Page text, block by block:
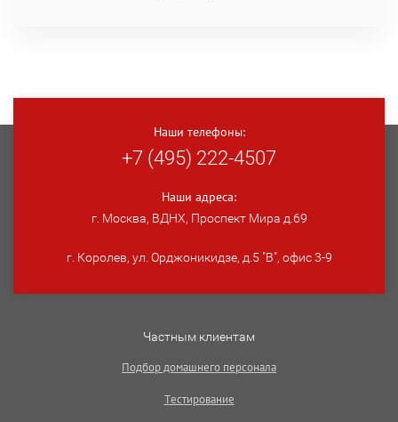
Наши телефоны:
+7 (495) 222-4507
Наши адреса:
г. Москва, ВДНХ, Проспект Мира д.69
г. Королев, ул. Орджоникидзе, д.5 "В", офис 3-9
Частным клиентам
Подбор домашнего персонала
Тестирование